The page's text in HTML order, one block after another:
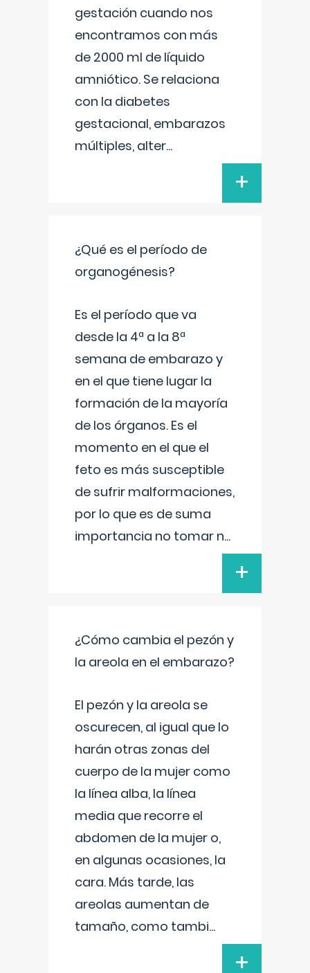
gestación cuando nos
encontramos con más
de 2000 ml de líquido
amniótico. Se relaciona
con la diabetes
gestacional, embarazos
múltiples, alter...
+
¿Qué es el período de
organogénesis?
Es el período que va
desde la 4ª a la 8ª
semana de embarazo y
en el que tiene lugar la
formación de la mayoría
de los órganos. Es el
momento en el que el
feto es más susceptible
de sufrir malformaciones,
por lo que es de suma
importancia no tomar n...
+
¿Cómo cambia el pezón y
la areola en el embarazo?
El pezón y la areola se
oscurecen, al igual que lo
harán otras zonas del
cuerpo de la mujer como
la línea alba, la línea
media que recorre el
abdomen de la mujer o,
en algunas ocasiones, la
cara. Más tarde, las
areolas aumentan de
tamaño, como tambi...
+